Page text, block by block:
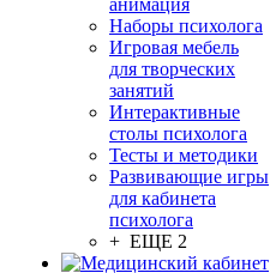
анимация
Наборы психолога
Игровая мебель
для творческих
занятий
Интерактивные
столы психолога
Тесты и методики
Развивающие игры
для кабинета
психолога
+ ЕЩЕ 2